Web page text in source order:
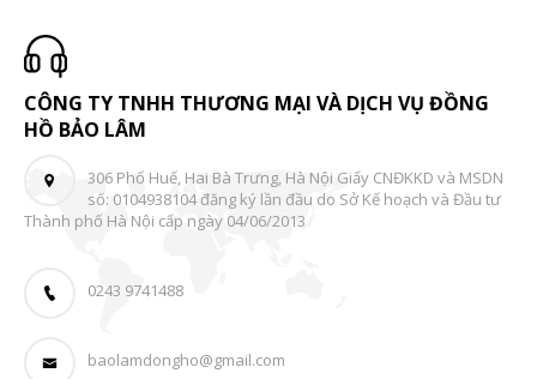
CÔNG TY TNHH THƯƠNG MẠI VÀ DỊCH VỤ ĐỒNG
HỒ BẢO LÂM
306 Phố Huế, Hai Bà Trưng, Hà Nội Giấy CNĐKKD và MSDN
số: 0104938104 đăng ký lần đầu do Sở Kế hoạch và Đầu tư
Thành phố Hà Nội cấp ngày 04/06/2013
0243 9741488
baolamdongho@gmail.com